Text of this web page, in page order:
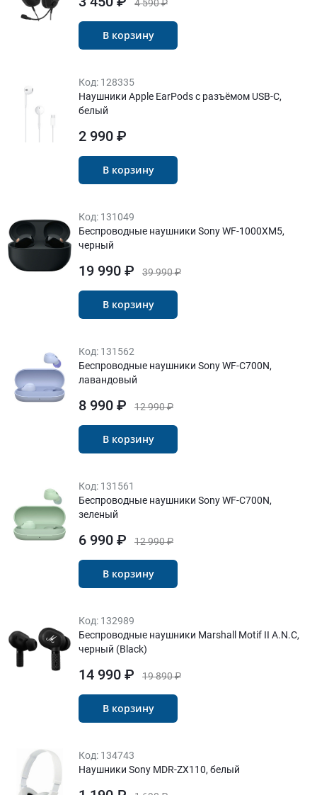
4 590 ₽
В корзину
Код: 128335
Наушники Apple EarPods с разъёмом USB-C,
белый
2 990 ₽
В корзину
Код: 131049
Беспроводные наушники Sony WF-1000XM5,
черный
39 990 ₽
19 990 ₽
В корзину
Код: 131562
Беспроводные наушники Sony WF-C700N,
лавандовый
12 990 ₽
8 990 ₽
В корзину
Код: 131561
Беспроводные наушники Sony WF-C700N,
зеленый
12 990 ₽
6 990 ₽
В корзину
Код: 132989
Беспроводные наушники Marshall Motif II A.N.C,
черный (Black)
19 890 ₽
14 990 ₽
В корзину
Код: 134743
Наушники Sony MDR-ZX110, белый